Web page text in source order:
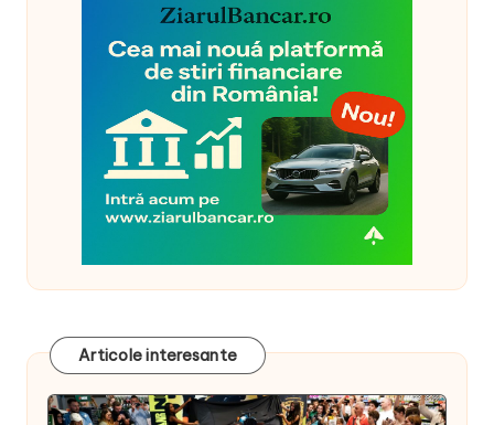
Articole interesante